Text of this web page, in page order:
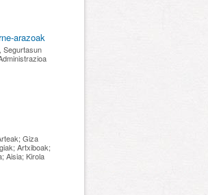
arazoak
Segurtasun
Giza
Artxiboak;
Aisia; Kirola